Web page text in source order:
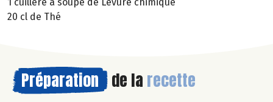
20 cl de Thé
Préparation de la recette